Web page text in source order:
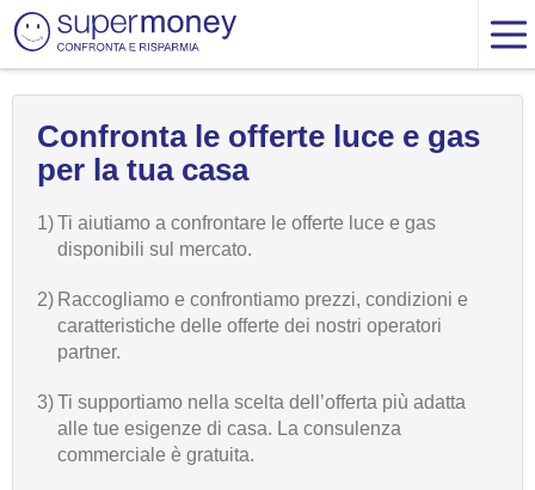
Confronta le offerte luce e gas
per la tua casa
1)Ti aiutiamo a confrontare le offerte luce e gas
disponibili sul mercato.
2) Raccogliamo e confrontiamo prezzi, condizioni e
caratteristiche delle offerte dei nostri operatori
partner.
3)Ti supportiamo nella scelta dell’offerta più adatta
alle tue esigenze di casa. La consulenza
commerciale è gratuita.